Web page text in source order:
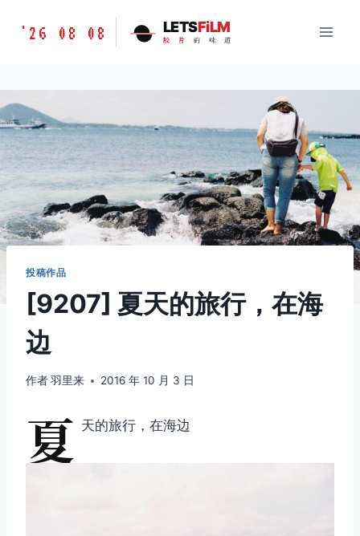
胶
道
LETSFILM
'26 08 08 LETSFiLM
胶 片 的 味 道
投稿作品
[9207] 夏天的旅行，在海
边
作者羽里来 2016 年 10 月 3 日
夏 天的旅行，在海边